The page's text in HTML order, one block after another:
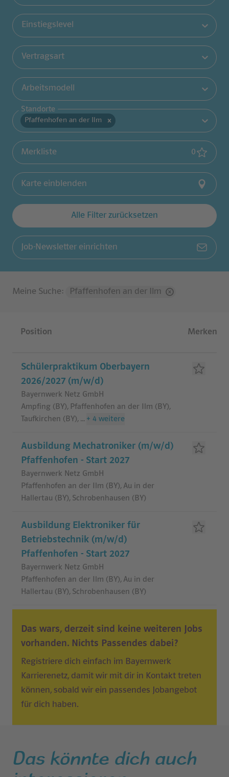
Einstiegslevel
Vertragsart
Arbeitsmodell
Pfaffenhofen an der Ilm
Standorte
Merkliste 0
(0
Karte einblenden
Alle Filter zurücksetzen
Job-Newsletter einrichten
Meine Suche: Pfaffenhofen an der Ilm
Position Merken
Schülerpraktikum Oberbayern
2026/2027 (m/w/d)
Bayernwerk Netz GmbH
Ampfing (BY), Pfaffenhofen an der Ilm (BY),
Taufkirchen (BY), ... + 4 weitere
Ausbildung Mechatroniker (m/w/d)
Pfaffenhofen - Start 2027
Bayernwerk Netz GmbH
Pfaffenhofen an der Ilm (BY), Au in der
Hallertau (BY), Schrobenhausen (BY)
Ausbildung Elektroniker für
Betriebstechnik (m/w/d)
Pfaffenhofen - Start 2027
Bayernwerk Netz GmbH
Pfaffenhofen an der Ilm (BY), Au in der
Hallertau (BY), Schrobenhausen (BY)
Das wars, derzeit sind keine weiteren Jobs
vorhanden. Nichts Passendes dabei?
Registriere dich einfach im Bayernwerk
Karrierenetz, damit wir mit dir in Kontakt treten
können, sobald wir ein passendes Jobangebot
für dich haben.
Das könnte dich auch